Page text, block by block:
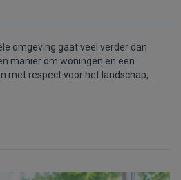
omgeving gaat veel verder dan
manier om woningen en een
met respect voor het landschap,
vandaag en morgen.